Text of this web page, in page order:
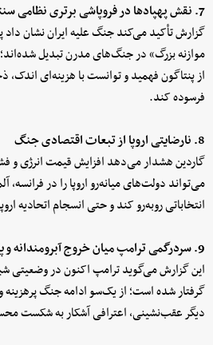
7. نقش پهپادها در فروپاشی برتری نظامی سنتی آمریکا
گزارش تأکید می‌کند جنگ علیه ایران نشان داد
موازنه بزرگ» در جنگ‌های مدرن تبدیل شده‌اند؛
از پنتاگون فهمید و توانست با هزینه‌ای اندک،
فرسوده کند.
8. نارضایتی اروپا از تبعات اقتصادی جنگ
گاردین هشدار می‌دهد افزایش قیمت انرژی و
می‌تواند دولت‌های میانه‌رو اروپا را در فرانسه،
انتخاباتی روبه‌رو کند و حتی انسجام اتحادیه
9. سردرگمی ترامپ میان خروج آبرومندانه و پذیرش شکست
این گزارش می‌گوید ترامپ اکنون در وضعیتی
گرفتار شده است؛ از یک‌سو ادامه جنگ
دیگر عقب‌نشینی، اعترافی آشکار به شکست